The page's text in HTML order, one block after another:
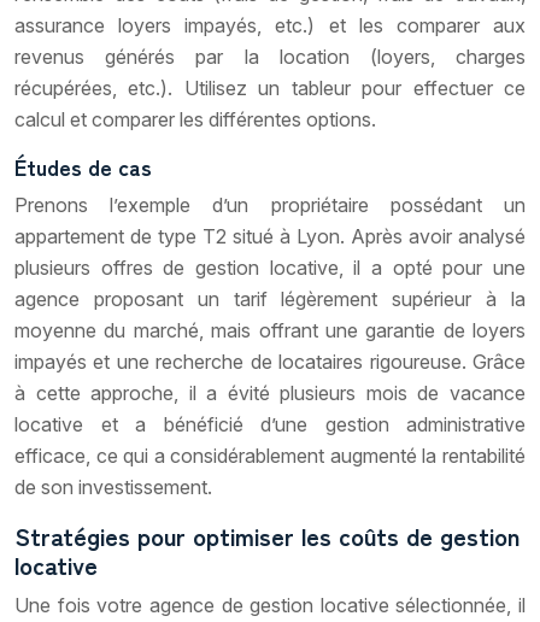
assurance loyers impayés, etc.) et les comparer aux
revenus générés par la location (loyers, charges
récupérées, etc.). Utilisez un tableur pour effectuer ce
calcul et comparer les différentes options.
Études de cas
Prenons l’exemple d’un propriétaire possédant un
appartement de type T2 situé à Lyon. Après avoir analysé
plusieurs offres de gestion locative, il a opté pour une
agence proposant un tarif légèrement supérieur à la
moyenne du marché, mais offrant une garantie de loyers
impayés et une recherche de locataires rigoureuse. Grâce
à cette approche, il a évité plusieurs mois de vacance
locative et a bénéficié d’une gestion administrative
efficace, ce qui a considérablement augmenté la rentabilité
de son investissement.
Stratégies pour optimiser les coûts de gestion
locative
Une fois votre agence de gestion locative sélectionnée, il